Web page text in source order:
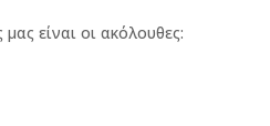
είναι οι ακόλουθες: